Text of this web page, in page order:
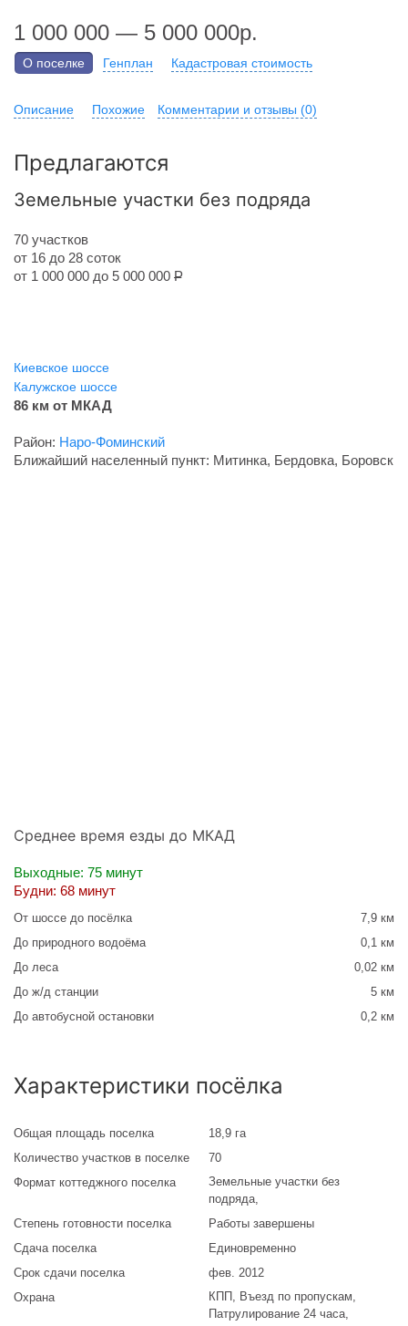
1 000 000 — 5 000 000р.
О поселке Генплан Кадастровая стоимость
Описание Похожие Комментарии и отзывы (0)
Предлагаются
Земельные участки без подряда
70 участков
от 16 до 28 соток
от 1 000 000 до 5 000 000 Р
Киевское шоссе
Калужское шоссе
86 км от МКАД
Район: Наро-Фоминский
Ближайший населенный пункт: Митинка, Бердовка, Боровск
Среднее время езды до МКАД
Выходные: 75 минут
Будни: 68 минут
От шоссе до посёлка
7,9 км
До природного водоёма
0,1 км
До леса
0,02 км
До ж/д станции
5 км
До автобусной остановки
0,2 км
Характеристики посёлка
Общая площадь поселка
18,9 га
Количество участков в поселке
70
Формат коттеджного поселка
Земельные участки без
подряда
Степень готовности поселка
Работы завершены
Сдача поселка
Единовременно
Срок сдачи поселка
фев. 2012
Охрана
КПП, Въезд по пропускам,
Патрулирование 24 часа,